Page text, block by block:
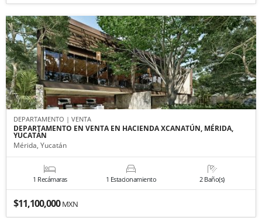
DEPARTAMENTO | VENTA
DEPARTAMENTO EN VENTA EN HACIENDA XCANATÚN, MÉRIDA,
YUCATÁN
Mérida, Yucatán
1 Recámaras 1 Estacionamiento 2 Baño(s)
$11,100,000MXN